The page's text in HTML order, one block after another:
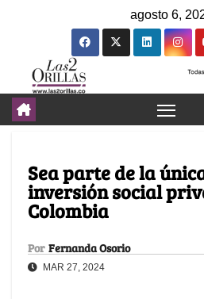
agosto 6,
Sea parte de la
inversión social
Colombia
Por Fernanda Osorio
MAR 27, 2024